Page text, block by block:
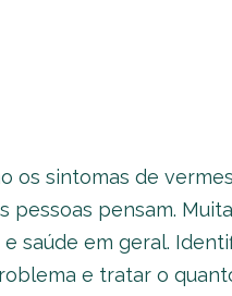
os sintomas de
pessoas pensam.
saúde em geral.
e tratar o